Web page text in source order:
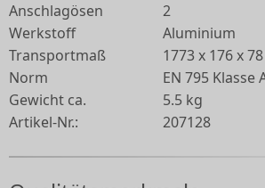
Anschlagösen
2
Werkstoff
Aluminium
Transportmaß
1773 x 176 x
Norm
EN 795 Klasse
Gewicht ca.
5.5 kg
Artikel-Nr.:
207128